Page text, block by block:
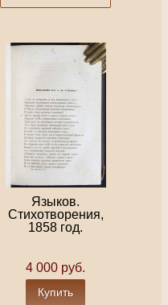
Языков.
Стихотворения,
1858 год.
4 000 руб.
Купить